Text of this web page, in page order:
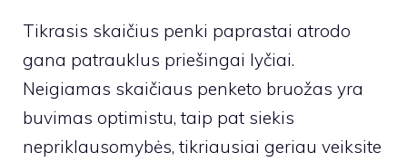
Tikrasis skaičius penki paprastai atrodo
gana patrauklus priešingai lyčiai.
Neigiamas skaičiaus penketo bruožas yra
buvimas optimistu, taip pat siekis
nepriklausomybės, tikriausiai geriau veiksite